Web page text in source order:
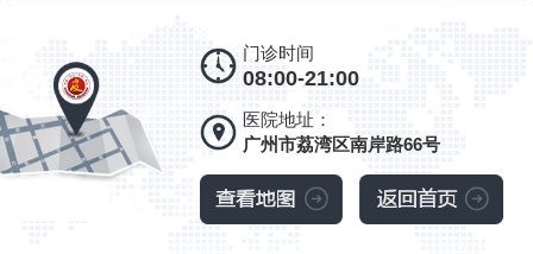
门诊时间
08:00-21:00
医院地址：
广州市荔湾区南岸路66号